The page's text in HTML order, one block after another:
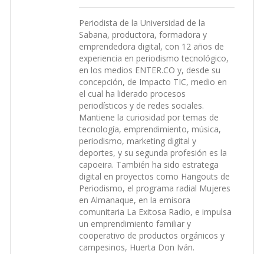
Periodista de la Universidad de la
Sabana, productora, formadora y
emprendedora digital, con 12 años de
experiencia en periodismo tecnológico,
en los medios ENTER.CO y, desde su
concepción, de Impacto TIC, medio en
el cual ha liderado procesos
periodísticos y de redes sociales.
Mantiene la curiosidad por temas de
tecnología, emprendimiento, música,
periodismo, marketing digital y
deportes, y su segunda profesión es la
capoeira. También ha sido estratega
digital en proyectos como Hangouts de
Periodismo, el programa radial Mujeres
en Almanaque, en la emisora
comunitaria La Exitosa Radio, e impulsa
un emprendimiento familiar y
cooperativo de productos orgánicos y
campesinos, Huerta Don Iván.